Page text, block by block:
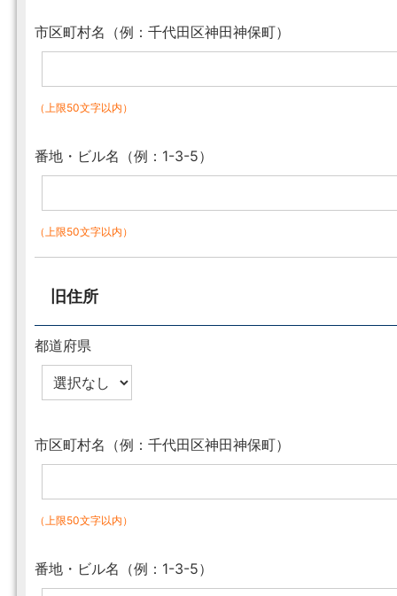
市区町村名（例：千代田区神田神保町）
（上限50文字以内）
番地・ビル名（例：1-3-5）
（上限50文字以内）
旧住所
都道府県
市区町村名（例：千代田区神田神保町）
（上限50文字以内）
番地・ビル名（例：1-3-5）